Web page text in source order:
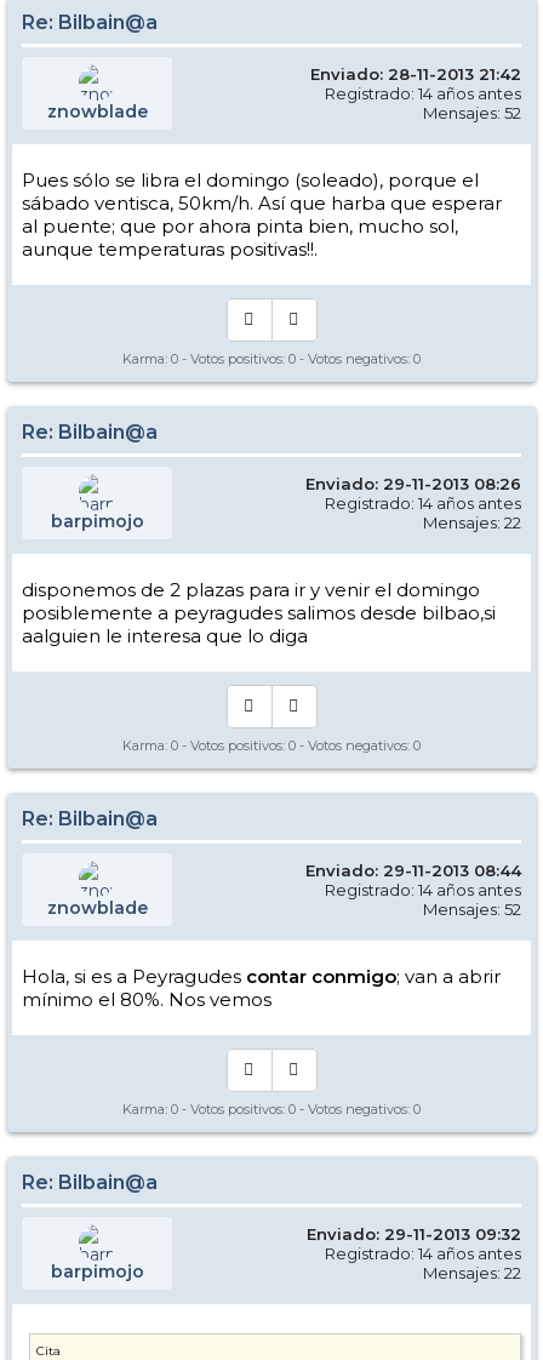
Re: Bilbain@a
znowblade
Enviado: 28-11-2013 21:42
Registrado: 14 años antes
Mensajes: 52
Pues sólo se libra el domingo (soleado), porque el
sábado ventisca, 50km/h. Así que harba que esperar
al puente; que por ahora pinta bien, mucho sol,
aunque temperaturas positivas!!.
Karma: 0 - Votos positivos: 0 - Votos negativos: 0
Re: Bilbain@a
barpimojo
Enviado: 29-11-2013 08:26
Registrado: 14 años antes
Mensajes: 22
disponemos de 2 plazas para ir y venir el domingo
posiblemente a peyragudes salimos desde bilbao,si
aalguien le interesa que lo diga
Karma: 0 - Votos positivos: 0 - Votos negativos: 0
Re: Bilbain@a
znowblade
Enviado: 29-11-2013 08:44
Registrado: 14 años antes
Mensajes: 52
Hola, si es a Peyragudes contar conmigo; van a abrir
mínimo el 80%. Nos vemos
Karma: 0 - Votos positivos: 0 - Votos negativos: 0
Re: Bilbain@a
barpimojo
Enviado: 29-11-2013 09:32
Registrado: 14 años antes
Mensajes: 22
Cita